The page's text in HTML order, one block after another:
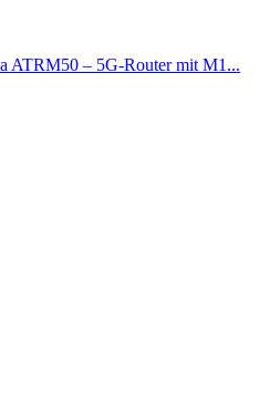
ATRM50 – 5G-Router mit M1...